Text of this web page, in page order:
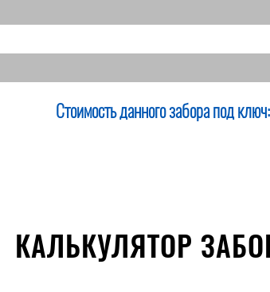
Стоимость данного забора под ключ:
КАЛЬКУЛЯТОР